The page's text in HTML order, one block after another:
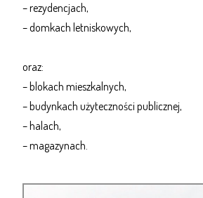
– rezydencjach,
– domkach letniskowych,
oraz:
– blokach mieszkalnych,
– budynkach użyteczności publicznej,
– halach,
– magazynach.